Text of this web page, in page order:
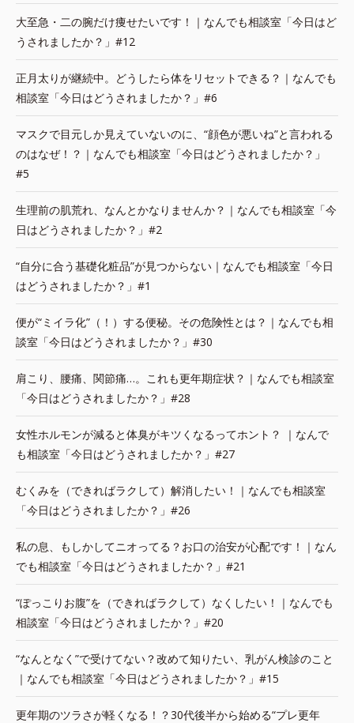
大至急・二の腕だけ痩せたいです！｜なんでも相談室「今日はど
うされましたか？」#12
正月太りが継続中。どうしたら体をリセットできる？｜なんでも
相談室「今日はどうされましたか？」#6
マスクで目元しか見えていないのに、“顔色が悪いね”と言われる
のはなぜ！？｜なんでも相談室「今日はどうされましたか？」
#5
生理前の肌荒れ、なんとかなりませんか？｜なんでも相談室「今
日はどうされましたか？」#2
“自分に合う基礎化粧品”が見つからない｜なんでも相談室「今日
はどうされましたか？」#1
便が“ミイラ化”（！）する便秘。その危険性とは？｜なんでも相
談室「今日はどうされましたか？」#30
肩こり、腰痛、関節痛…。これも更年期症状？｜なんでも相談室
「今日はどうされましたか？」#28
女性ホルモンが減ると体臭がキツくなるってホント？ ｜なんで
も相談室「今日はどうされましたか？」#27
むくみを（できればラクして）解消したい！｜なんでも相談室
「今日はどうされましたか？」#26
私の息、もしかしてニオってる？お口の治安が心配です！｜なん
でも相談室「今日はどうされましたか？」#21
“ぽっこりお腹”を（できればラクして）なくしたい！｜なんでも
相談室「今日はどうされましたか？」#20
“なんとなく”で受けてない？改めて知りたい、乳がん検診のこと
｜なんでも相談室「今日はどうされましたか？」#15
更年期のツラさが軽くなる！？30代後半から始める“プレ更年